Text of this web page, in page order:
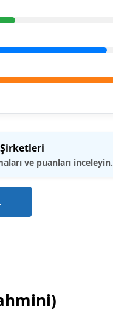
ve puanları inceleyin.